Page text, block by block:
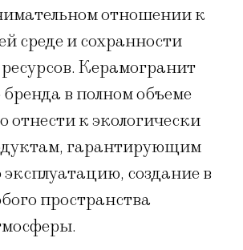
отношении к
среде и сохранности
Керамогранит
в полном объеме
отнести к экологически
гарантирующим
создание в
пространства